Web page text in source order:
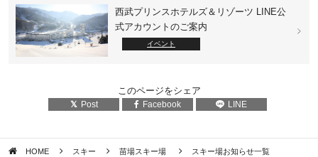
西武プリンスホテルズ＆リゾーツ LINE公
式アカウントのご案内
イベント
このページをシェア
Post Facebook LINE
HOME スキー 苗場スキー場 スキー場お知らせ一覧